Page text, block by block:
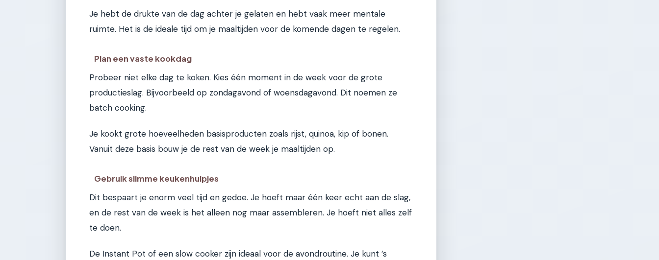
Je hebt de drukte van de dag achter je gelaten en hebt vaak meer mentale
ruimte. Het is de ideale tijd om je maaltijden voor de komende dagen te regelen.
Plan een vaste kookdag
Probeer niet elke dag te koken. Kies één moment in de week voor de grote
productieslag. Bijvoorbeeld op zondagavond of woensdagavond. Dit noemen ze
batch cooking.
Je kookt grote hoeveelheden basisproducten zoals rijst, quinoa, kip of bonen.
Vanuit deze basis bouw je de rest van de week je maaltijden op.
Gebruik slimme keukenhulpjes
Dit bespaart je enorm veel tijd en gedoe. Je hoeft maar één keer echt aan de slag,
en de rest van de week is het alleen nog maar assembleren. Je hoeft niet alles zelf
te doen.
De Instant Pot of een slow cooker zijn ideaal voor de avondroutine. Je kunt ’s